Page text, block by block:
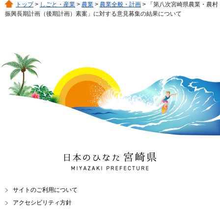
トップ> しごと・産業 > 農業 > 農業全般・計画 > 「第八次宮崎県農業・農村
振興長期計画（後期計画）素案」に対する意見募集の結果について
日本のひなた 宮崎県
MIYAZAKI PREFECTURE
サイトのご利用について
アクセシビリティ方針